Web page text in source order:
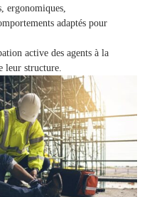
ergonomiques,
adaptés pour
active des agents à la
leur structure.